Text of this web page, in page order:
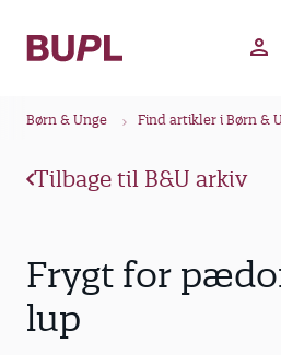
Børn & Unge Find artikler i Børn &
Tilbage til B&U arkiv
Frygt for
lup